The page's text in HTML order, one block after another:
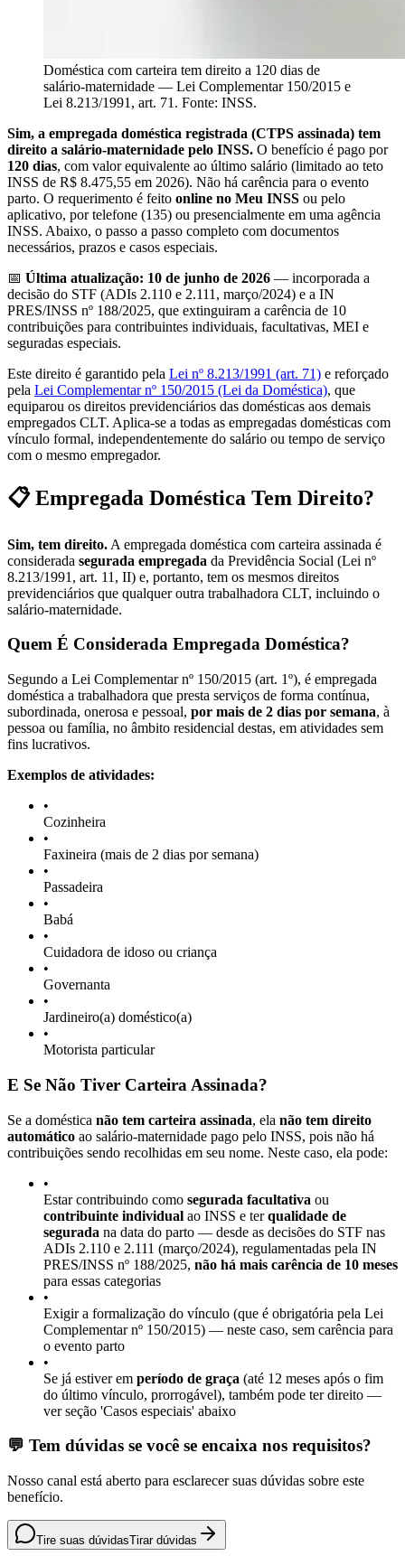
Doméstica com carteira tem direito a 120 dias de
salário-maternidade — Lei Complementar 150/2015 e
Lei 8.213/1991, art. 71. Fonte: INSS.
Sim, a empregada doméstica registrada (CTPS assinada) tem
direito a salário-maternidade pelo INSS. O benefício é pago por
120 dias, com valor equivalente ao último salário (limitado ao teto
INSS de R$ 8.475,55 em 2026). Não há carência para o evento
parto. O requerimento é feito online no Meu INSS ou pelo
aplicativo, por telefone (135) ou presencialmente em uma agência
INSS. Abaixo, o passo a passo completo com documentos
necessários, prazos e casos especiais.
📅 Última atualização: 10 de junho de 2026 — incorporada a
decisão do STF (ADIs 2.110 e 2.111, março/2024) e a IN
PRES/INSS nº 188/2025, que extinguiram a carência de 10
contribuições para contribuintes individuais, facultativas, MEI e
seguradas especiais.
Este direito é garantido pela Lei nº 8.213/1991 (art. 71) e reforçado
pela Lei Complementar nº 150/2015 (Lei da Doméstica), que
equiparou os direitos previdenciários das domésticas aos demais
empregados CLT. Aplica-se a todas as empregadas domésticas com
vínculo formal, independentemente do salário ou tempo de serviço
com o mesmo empregador.
📋 Empregada Doméstica Tem Direito?
Sim, tem direito. A empregada doméstica com carteira assinada é
considerada segurada empregada da Previdência Social (Lei nº
8.213/1991, art. 11, II) e, portanto, tem os mesmos direitos
previdenciários que qualquer outra trabalhadora CLT, incluindo o
salário-maternidade.
Quem É Considerada Empregada Doméstica?
Segundo a Lei Complementar nº 150/2015 (art. 1º), é empregada
doméstica a trabalhadora que presta serviços de forma contínua,
subordinada, onerosa e pessoal, por mais de 2 dias por semana, à
pessoa ou família, no âmbito residencial destas, em atividades sem
fins lucrativos.
Exemplos de atividades:
•
Cozinheira
•
Faxineira (mais de 2 dias por semana)
•
Passadeira
•
Babá
•
Cuidadora de idoso ou criança
•
Governanta
•
Jardineiro(a) doméstico(a)
•
Motorista particular
E Se Não Tiver Carteira Assinada?
Se a doméstica não tem carteira assinada, ela não tem direito
automático ao salário-maternidade pago pelo INSS, pois não há
contribuições sendo recolhidas em seu nome. Neste caso, ela pode:
•
Estar contribuindo como segurada facultativa ou
contribuinte individual ao INSS e terqualidade de
segurada na data do parto — desde as decisões do STF nas
ADIs 2.110 e 2.111 (março/2024), regulamentadas pela IN
PRES/INSS nº 188/2025, não há mais carência de 10 meses
para essas categorias
•
Exigir a formalização do vínculo (que é obrigatória pela Lei
Complementar nº 150/2015) — neste caso, sem carência para
o evento parto
•
Se já estiver em período de graça (até 12 meses após o fim
do último vínculo, prorrogável), também pode ter direito —
ver seção 'Casos especiais' abaixo
💬 Tem dúvidas se você se encaixa nos requisitos?
Nosso canal está aberto para esclarecer suas dúvidas sobre este
benefício.
Tire suas dúvidasTirar dúvidas